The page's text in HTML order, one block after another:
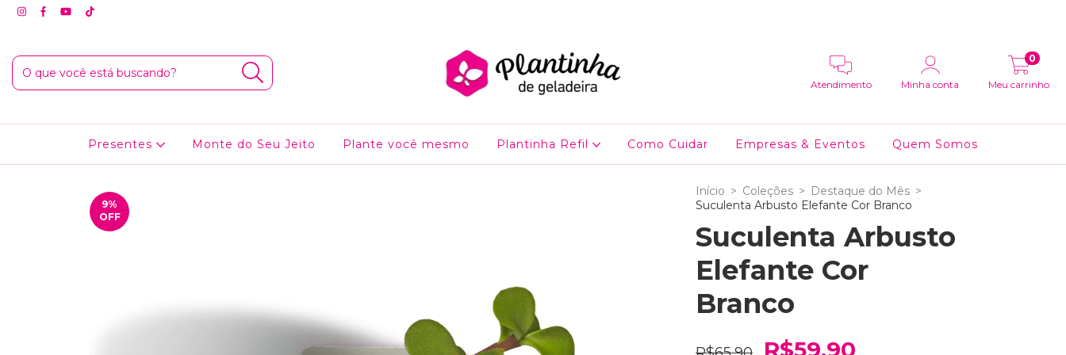
Atendimento Minha conta Meu carrinho
0
Presentes Monte do Seu Jeito Plante você mesmo Plantinha Refil Como Cuidar Empresas & Eventos Quem Somos
9%
OFF
Início > Coleções > Destaque do Mês >
Suculenta Arbusto Elefante Cor Branco
Suculenta Arbusto
Elefante Cor
Branco
R$59,90